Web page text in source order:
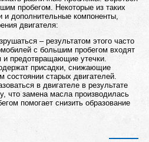
пробегом. Некоторые из таких
дополнительные компоненты,
двигателя:
– результатом этого часто
с большим пробегом входят
предотвращающие утечки.
присадки, снижающие
состоянии старых двигателей.
в двигателе в результате
что замена масла производилась
помогает снизить образование